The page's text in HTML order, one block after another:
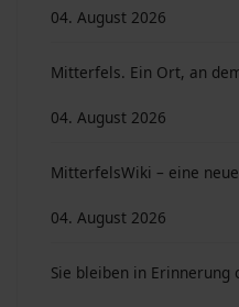
04. August 2026
Mitterfels. Ein Ort, an
04. August 2026
MitterfelsWiki – eine
04. August 2026
Sie bleiben in Erinnerung